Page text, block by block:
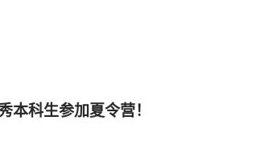
本科生参加夏令营！